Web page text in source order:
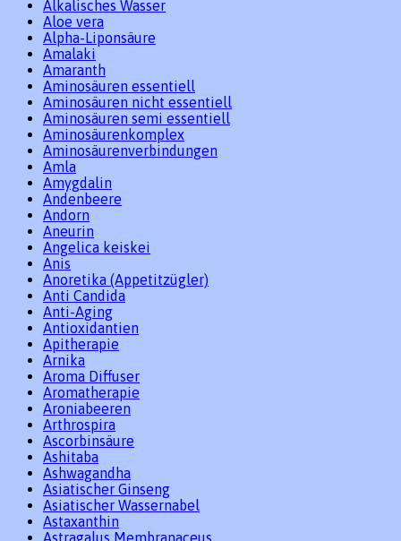
Alkalisches Wasser
Aloe vera
Alpha-Liponsäure
Amalaki
Amaranth
Aminosäuren essentiell
Aminosäuren nicht essentiell
Aminosäuren semi essentiell
Aminosäurenkomplex
Aminosäurenverbindungen
Amla
Amygdalin
Andenbeere
Andorn
Aneurin
Angelica keiskei
Anis
Anoretika (Appetitzügler)
Anti Candida
Anti-Aging
Antioxidantien
Apitherapie
Arnika
Aroma Diffuser
Aromatherapie
Aroniabeeren
Arthrospira
Ascorbinsäure
Ashitaba
Ashwagandha
Asiatischer Ginseng
Asiatischer Wassernabel
Astaxanthin
Astragalus Membranaceus